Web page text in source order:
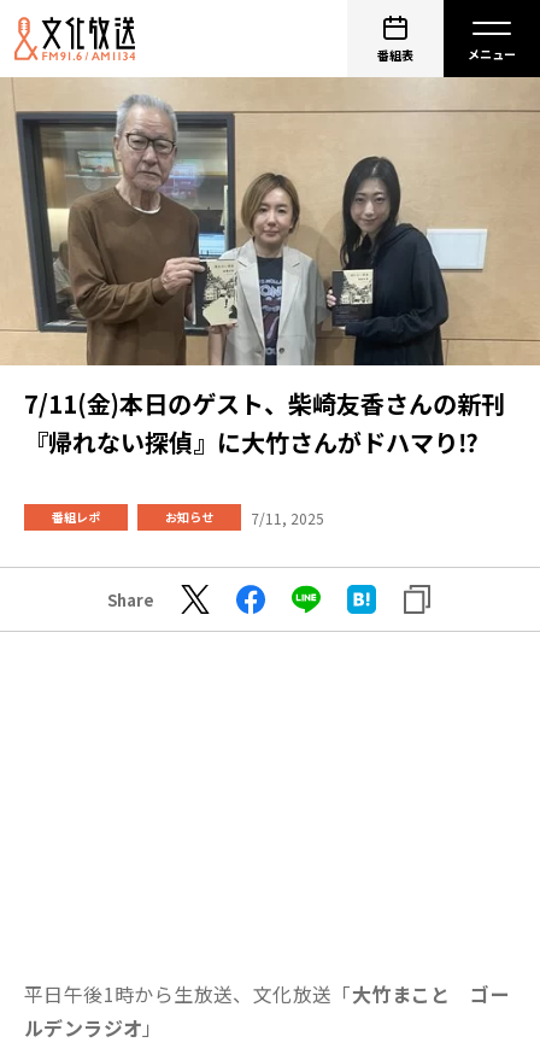
番組表
7/11(金)本日のゲスト、柴崎友香さんの新刊
『帰れない探偵』に大竹さんがドハマり⁉
番組レポ お知らせ 7/11, 2025
Share
平日午後1時から生放送、文化放送「大竹まこと ゴー
ルデンラジオ 」